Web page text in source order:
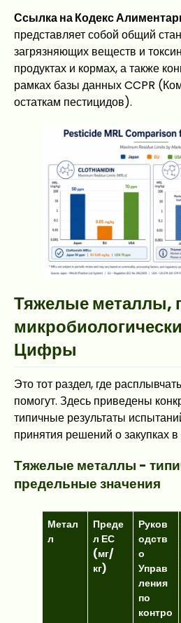
Ссылка на Кодекс
представляет собой общий
загрязняющих веществ и
продуктах и кормах, а также
рамках базы данных CCPR
остаткам пестицидов).
Тяжелые металлы,
Цифры
Это тот раздел, где
помогут. Здесь приведены
типичные результаты
принятия решений о закупках
Тяжелые металлы -
предельные значения
Метал
л
Преде
л ЕС
(мг/
кг)
Руков
одств
о
Управ
ления
по
контро